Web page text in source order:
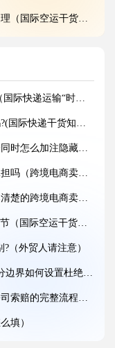
空运干货知识分享）
空运干货知识分享)
空运干货知识分享）
运干货知识分享）
的亚马逊卖家看过来)
的亚马逊卖家看过来)
空运干货知识分享）
空运干货知识分享）
际空运干货知识分享)
际空运干货知识分享）
”与“时效稳”缺一不可）
快递干货知识分享)
藏查验费免责约束条款
境电商卖家请注意）
境电商卖家看过来）
空运干货知识分享）
（外贸人请注意）
税（国际海运干货知识分享）
么（亚马逊干货知识分享）
填）